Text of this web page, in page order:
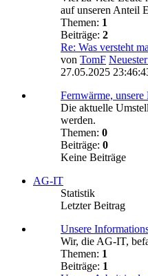
auf unseren Anteil
Themen: 1
Beiträge: 2
Re: Was versteht
von TomF
27.05.2025
Fernwärme,
Die aktuelle
werden.
Themen: 0
Beiträge: 0
Keine Beiträge
AG-IT
Statistik
Letzter Beitrag
Unsere
Wir, die AG-IT,
Themen: 1
Beiträge: 1